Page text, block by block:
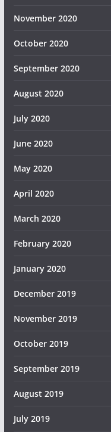
November 2020
October 2020
September 2020
August 2020
July 2020
June 2020
May 2020
April 2020
March 2020
February 2020
January 2020
December 2019
November 2019
October 2019
September 2019
August 2019
July 2019